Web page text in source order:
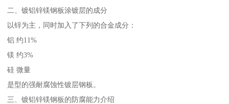
二、镀铝锌镁钢板涂镀层的成分
以锌为主，同时加入了下列的合金成分：
铝 约11%
镁 约3%
硅 微量
是型的强耐腐蚀性镀层钢板。
三、镀铝锌镁钢板的防腐能力介绍